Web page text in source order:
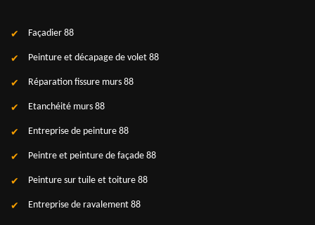
Façadier 88
Peinture et décapage de volet 88
Réparation fissure murs 88
Etanchéité murs 88
Entreprise de peinture 88
Peintre et peinture de façade 88
Peinture sur tuile et toiture 88
Entreprise de ravalement 88